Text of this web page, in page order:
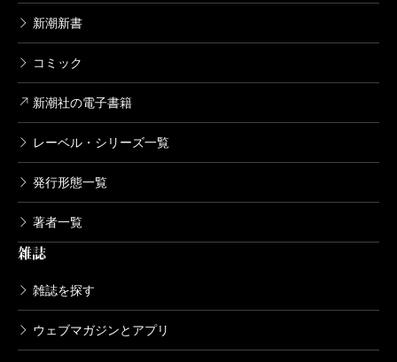
新潮新書
コミック
新潮社の電子書籍
レーベル・シリーズ一覧
発行形態一覧
著者一覧
雑誌
雑誌を探す
ウェブマガジンとアプリ